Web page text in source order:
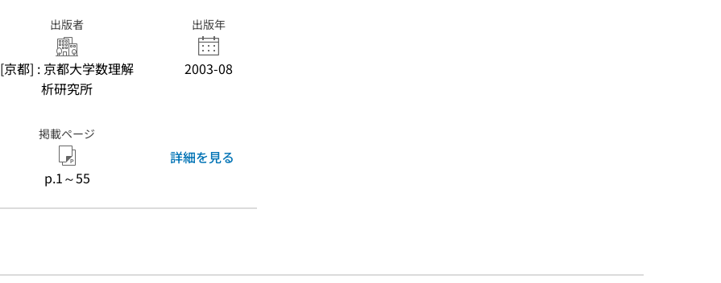
出版者
[京都] : 京都大学数理解
析研究所
出版年
2003-08
掲載ページ
p.1～55
詳細を見る